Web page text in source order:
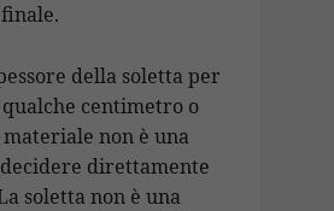
della soletta per
centimetro o
non è una
direttamente
soletta non è una